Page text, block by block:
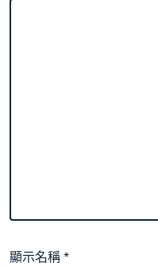
顯示名稱*